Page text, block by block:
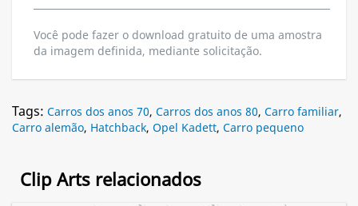
Você pode fazer o download gratuito de uma amostra
da imagem definida, mediante solicitação.
Tags: Carros dos anos 70, Carros dos anos 80, Carro familiar,
Carro alemão, Hatchback, Opel Kadett, Carro pequeno
Clip Arts relacionados